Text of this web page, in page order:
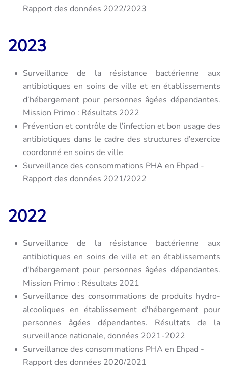
Rapport des données 2022/2023
2023
Surveillance de la résistance bactérienne aux
antibiotiques en soins de ville et en établissements
d’hébergement pour personnes âgées dépendantes.
Mission Primo : Résultats 2022
Prévention et contrôle de l’infection et bon usage des
antibiotiques dans le cadre des structures d’exercice
coordonné en soins de ville
Surveillance des consommations PHA en Ehpad -
Rapport des données 2021/2022
2022
Surveillance de la résistance bactérienne aux
antibiotiques en soins de ville et en établissements
d'hébergement pour personnes âgées dépendantes.
Mission Primo : Résultats 2021
Surveillance des consommations de produits hydro-
alcooliques en établissement d'hébergement pour
personnes âgées dépendantes. Résultats de la
surveillance nationale, données 2021-2022
Surveillance des consommations PHA en Ehpad -
Rapport des données 2020/2021